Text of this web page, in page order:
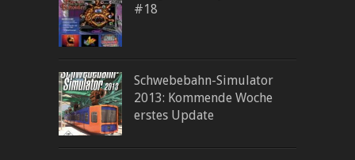
#18
Schwebebahn-Simulator
2013: Kommende Woche
erstes Update